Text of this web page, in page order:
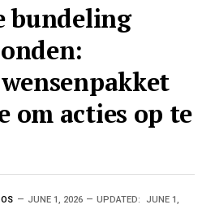
bundeling
om acties op te
JUNE 1, 2026 UPDATED: JUNE 1,